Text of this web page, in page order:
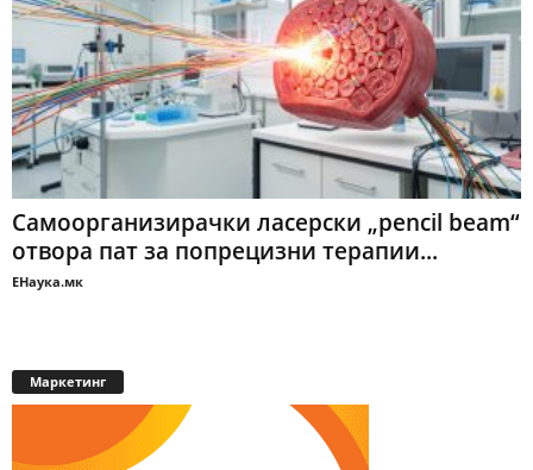
Самоорганизирачки ласерски „pencil beam“
отвора пат за попрецизни терапии...
ЕНаука.мк
Маркетинг